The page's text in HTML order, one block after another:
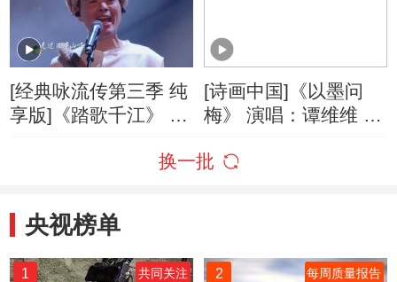
[经典咏流传第三季 纯
享版]《踏歌千江》 演
[诗画中国]《以墨问
梅》 演唱：谭维维 表
换一批
央视榜单
1 共同关注 2 每周质量报告